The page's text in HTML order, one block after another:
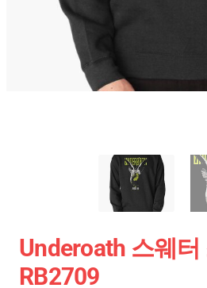
Underoath 스웨터
RB2709